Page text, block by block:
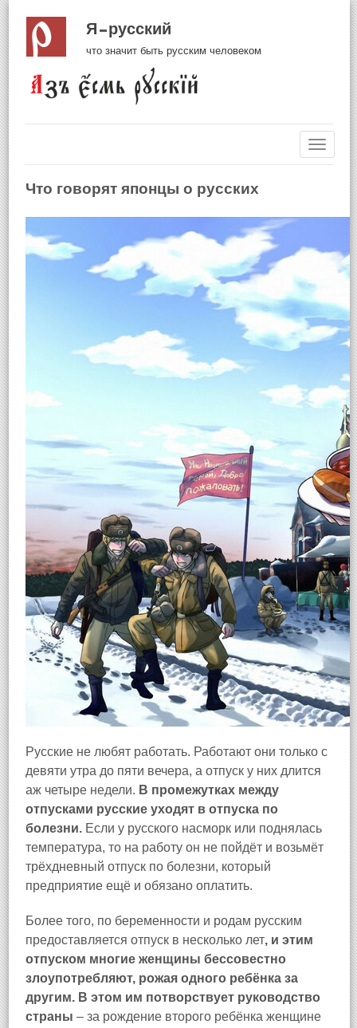
Я русский
что значит быть русским человеком
Что говорят японцы о русских
Русские не любят работать. Работают они только с
девяти утра до пяти вечера, а отпуск у них длится
аж четыре недели. В промежутках между
отпусками русские уходят в отпуска по
болезни. Если у русского насморк или поднялась
температура, то на работу он не пойдёт и возьмёт
трёхдневный отпуск по болезни, который
предприятие ещё и обязано оплатить.
Более того, по беременности и родам русским
предоставляется отпуск в несколько лет, и этим
отпуском многие женщины бессовестно
злоупотребляют, рожая одного ребёнка за
другим. В этом им потворствует руководство
страны – за рождение второго ребёнка женщине